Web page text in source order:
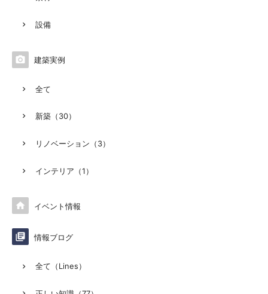
設備
 建築実例
全て
新築（30）
リノベーション（3）
インテリア（1）
 イベント情報
 情報ブログ
全て（Lines）